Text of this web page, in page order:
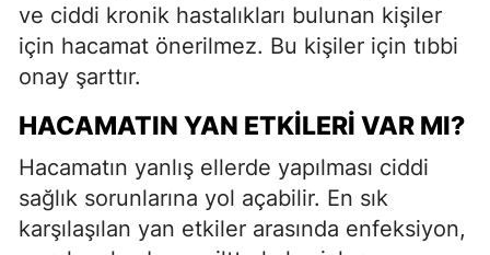
ve ciddi kronik hastalıkları bulunan kişiler
için hacamat önerilmez. Bu kişiler için tıbbi
onay şarttır.
HACAMATIN YAN ETKILERI VAR MI?
Hacamatın yanlış ellerde yapılması ciddi
sağlık sorunlarına yol açabilir. En sık
karşılaşılan yan etkiler arasında enfeksiyon,